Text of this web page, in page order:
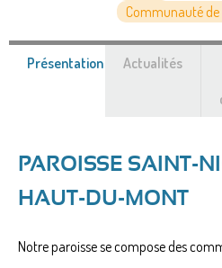
Communauté de
Présentation (onglet
Actualités
PAROISSE SAINT-
HAUT-DU-MONT
Notre paroisse se compose des